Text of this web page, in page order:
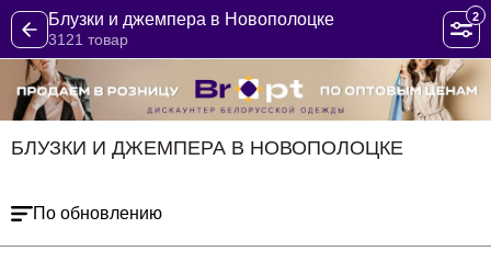
Блузки и джемпера в Новополоцке
3121 товар
2
БЛУЗКИ И ДЖЕМПЕРА В НОВОПОЛОЦКЕ
По обновлению